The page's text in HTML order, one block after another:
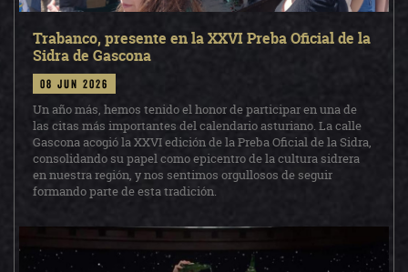
Trabanco, presente en la XXVI Preba Oficial de la
Sidra de Gascona
08 jun 2026
Un año más, hemos tenido el honor de participar en una de
las citas más importantes del calendario asturiano. La calle
Gascona acogió la XXVI edición de la Preba Oficial de la Sidra,
consolidando su papel como epicentro de la cultura sidrera
en nuestra región, y nos sentimos orgullosos de seguir
formando parte de esta tradición.